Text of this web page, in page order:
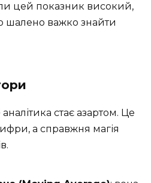
цей показник високий,
шалено важко знайти
стає азартом. Це
а справжня магія